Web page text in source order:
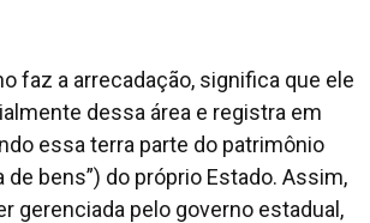
faz a arrecadação, significa que ele
dessa área e registra em
essa terra parte do patrimônio
de bens”) do próprio Estado. Assim,
gerenciada pelo governo estadual,